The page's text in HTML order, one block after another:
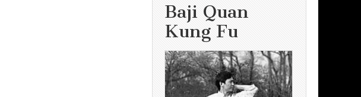
Baji Quan
Kung Fu